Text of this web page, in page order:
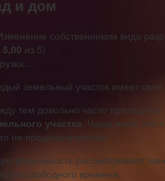
и дом
5,00 из 5)
земельный участок имеет
тем довольно часто приходится
участка . Чаще всего это
не предназначенных.
возможность рассматривают
свободного времени.